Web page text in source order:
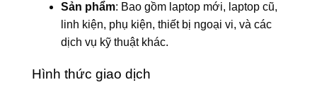
Sản phẩm: Bao gồm laptop mới, laptop cũ,
linh kiện, phụ kiện, thiết bị ngoại vi, và các
dịch vụ kỹ thuật khác.
Hình thức giao dịch